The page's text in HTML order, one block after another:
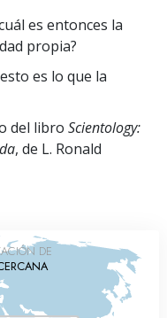
es entonces la
propia?
es lo que la
del libro Scientology:
, de L. Ronald
DE